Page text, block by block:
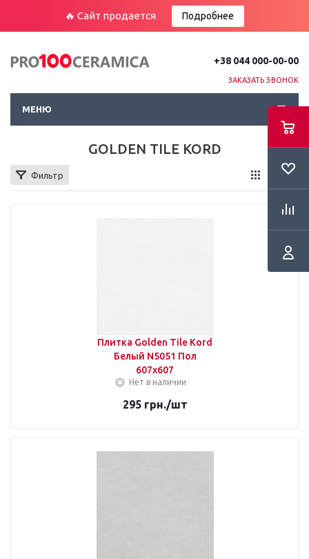
🔥 Сайт продается Подробнее
+38 044 000-00-00
ЗАКАЗАТЬ ЗВОНОК
МЕНЮ
GOLDEN TILE KORD
Фильтр
Плитка Golden Tile Kord
Белый N5051 Пол
607х607
Нет в наличии
295грн./шт